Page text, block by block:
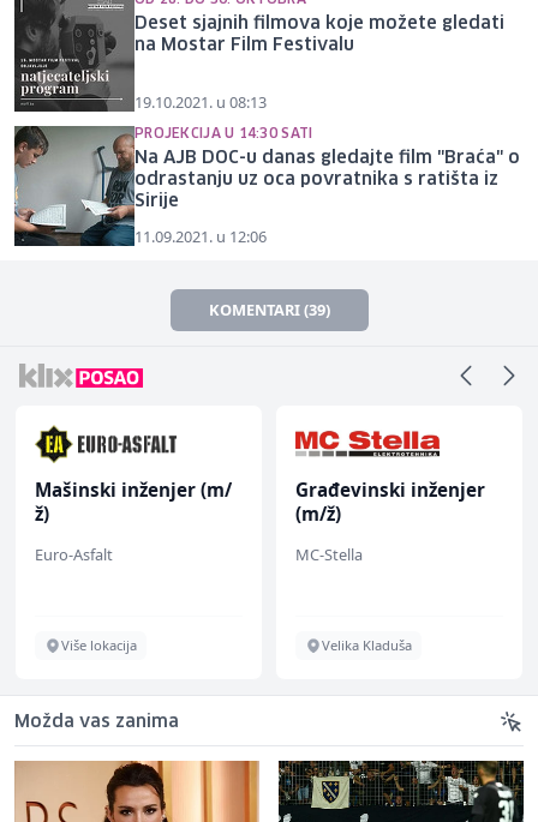
Deset sjajnih filmova koje možete gledati
na Mostar Film Festivalu
19.10.2021. u 08:13
PROJEKCIJA U 14:30 SATI
Na AJB DOC-u danas gledajte film "Braća" o
odrastanju uz oca povratnika s ratišta iz
Sirije
11.09.2021. u 12:06
KOMENTARI (39)
Mašinski inženjer (m/
ž)
Euro-Asfalt
Više lokacija
Građevinski inženjer
(m/ž)
MC-Stella
Velika Kladuša
Možda vas zanima